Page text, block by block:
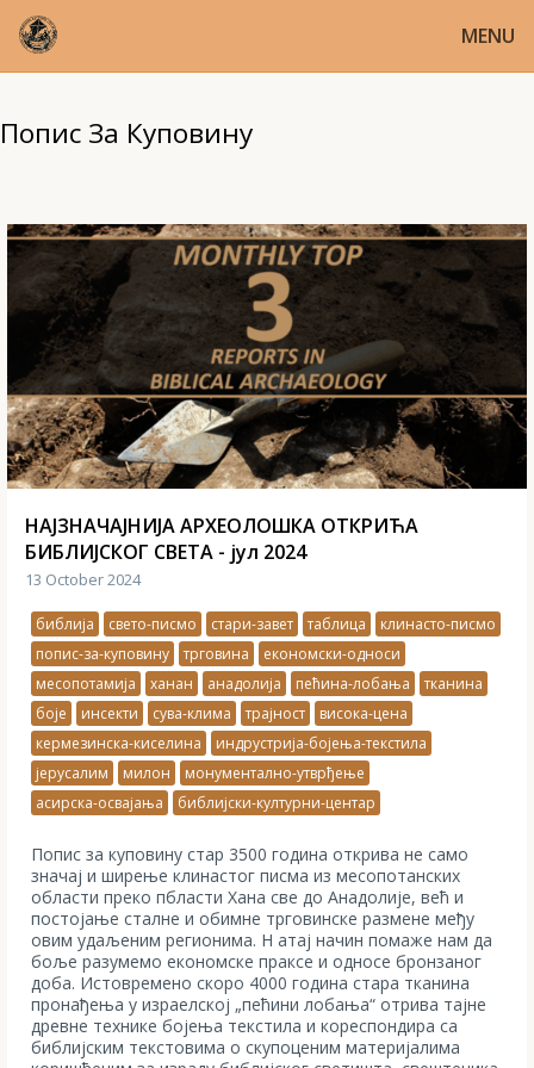
MENU
Попис За Куповину
НАЈЗНАЧАЈНИЈА АРХЕОЛОШКА ОТКРИЋА
БИБЛИЈСКОГ СВЕТА - јул 2024
13 October 2024
библија свето-писмо стари-завет таблица
клинасто-писмо
попис-за-куповину
трговина
економски-односи
месопотамија
ханан анадолија пећина-лобања
тканина
боје
инсекти сува-клима трајност
висока-цена
кермезинска-киселина
индрустрија-бојења-текстила
јерусалим
милон
монументално-утврђење
асирска-освајања
библијски-културни-центар
Попис за куповину стар 3500 година открива не само
значај и ширење клинастог писма из месопотанских
области преко пбласти Хана све до Анадолије, већ и
постојање сталне и обимне трговинске размене међу
овим удаљеним регионима. Н атај начин помаже нам да
боље разумемо економске праксе и односе бронзаног
доба. Истовремено скоро 4000 година стара тканина
пронађења у израелској „пећини лобања“ отрива тајне
древне технике бојења текстила и кореспондира са
библијским текстовима о скупоценим материјалима